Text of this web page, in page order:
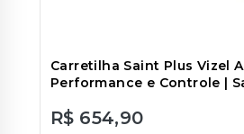
Carretilha Saint Plus Vizel
Performance e Controle |
R$ 654,90